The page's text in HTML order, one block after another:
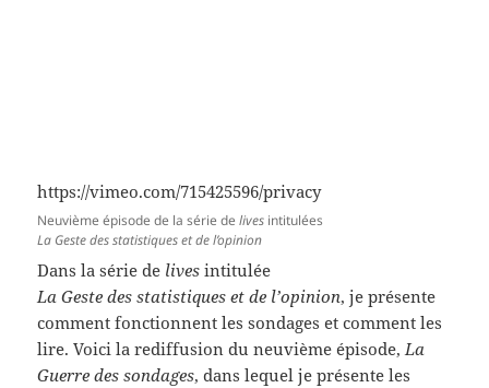
https://vimeo.com/715425596/privacy
Neuvième épisode de la série delives intitulées
La Geste des statistiques et de l’opinion
Dans la série de lives intitulée
La Geste des statistiques et de l’opinion, je présente
comment fonctionnent les sondages et comment les
lire. Voici la rediffusion du neuvième épisode, La
Guerre des sondages, dans lequel je présente les